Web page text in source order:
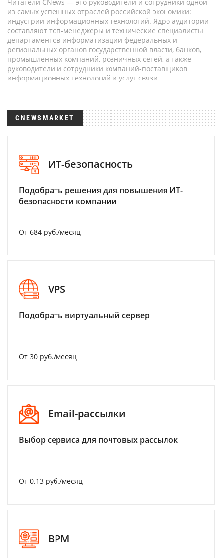
Читатели CNews — это руководители и сотрудники одной
из самых успешных отраслей российской экономики:
индустрии информационных технологий. Ядро аудитории
составляют топ-менеджеры и технические специалисты
департаментов информатизации федеральных и
региональных органов государственной власти, банков,
промышленных компаний, розничных сетей, а также
руководители и сотрудники компаний-поставщиков
информационных технологий и услуг связи.
CNEWSMARKET
ИТ-безопасность
Подобрать решения для повышения ИТ-
безопасности компании
От 684 руб./месяц
VPS
Подобрать виртуальный сервер
От 30 руб./месяц
Email-рассылки
Выбор сервиса для почтовых рассылок
От 0.13 руб./месяц
BPM